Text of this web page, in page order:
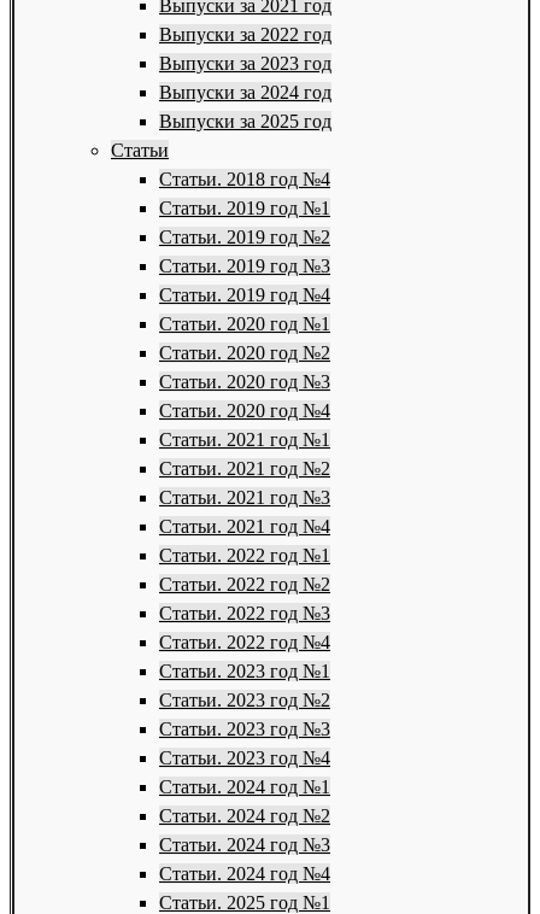
Выпуски за 2021 год
Выпуски за 2022 год
Выпуски за 2023 год
Выпуски за 2024 год
Выпуски за 2025 год
Статьи
Статьи. 2018 год №4
Статьи. 2019 год №1
Статьи. 2019 год №2
Статьи. 2019 год №3
Статьи. 2019 год №4
Статьи. 2020 год №1
Статьи. 2020 год №2
Статьи. 2020 год №3
Статьи. 2020 год №4
Статьи. 2021 год №1
Статьи. 2021 год №2
Статьи. 2021 год №3
Статьи. 2021 год №4
Статьи. 2022 год №1
Статьи. 2022 год №2
Статьи. 2022 год №3
Статьи. 2022 год №4
Статьи. 2023 год №1
Статьи. 2023 год №2
Статьи. 2023 год №3
Статьи. 2023 год №4
Статьи. 2024 год №1
Статьи. 2024 год №2
Статьи. 2024 год №3
Статьи. 2024 год №4
Статьи. 2025 год №1